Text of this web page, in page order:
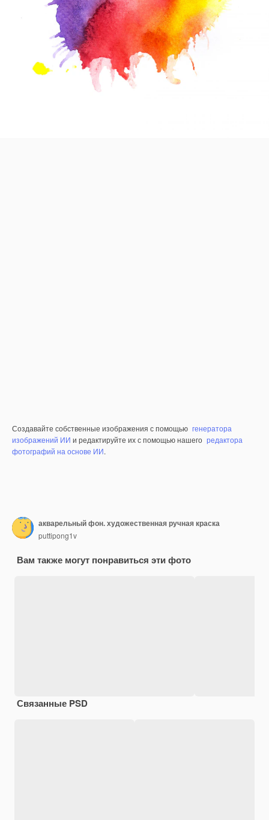
Создавайте собственные изображения с помощью генератора
изображений ИИ и редактируйте их с помощью нашего редактора
фотографий на основе ИИ.
акварельный фон. художественная ручная краска
puttipong1v
Вам также могут понравиться эти фото
Связанные PSD